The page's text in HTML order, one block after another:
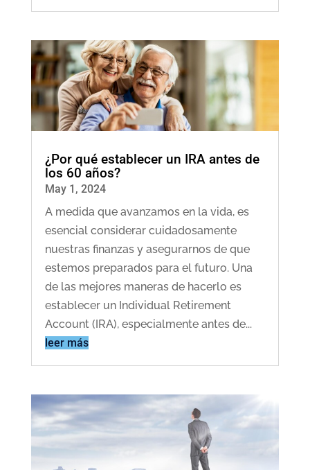
¿Por qué establecer un IRA antes de
los 60 años?
May 1, 2024
A medida que avanzamos en la vida, es
esencial considerar cuidadosamente
nuestras finanzas y asegurarnos de que
estemos preparados para el futuro. Una
de las mejores maneras de hacerlo es
establecer un Individual Retirement
Account (IRA), especialmente antes de...
leer más